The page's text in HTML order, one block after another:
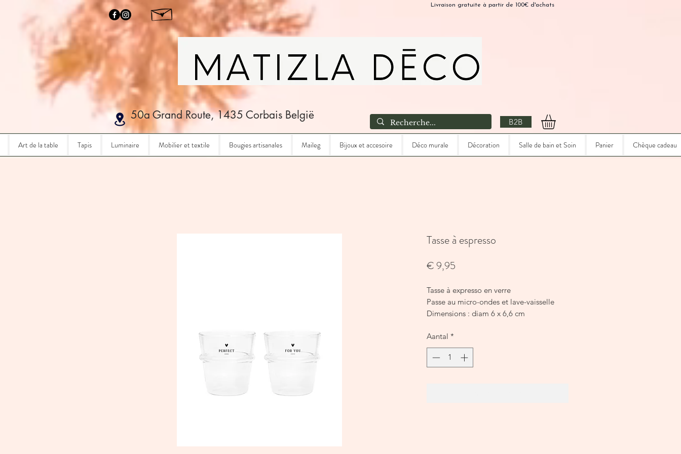
Livraison gratuite à partir de 100€ d'achats
50a Grand Route, 1435 Corbais België
B2B
Art de la table Tapis Luminaire Mobilier et textile Bougies artisanales Maileg Bijoux et accesoire Déco murale Décoration Salle de bain et Soin Panier Chèque cadeau
Tasse à espresso
€ 9,95
Tasse à expresso en verre
Passe au micro-ondes et lave-vaisselle
Dimensions : diam 6 x 6,6 cm
Aantal *